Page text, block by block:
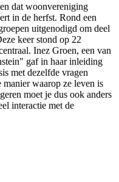
dat woonvereniging
in de herfst. Rond een
uitgenodigd om deel
keer stond op 22
Inez Groen, een van
gaf in haar inleiding
met dezelfde vragen
waarop ze leven is
moet je dus ook anders
interactie met de